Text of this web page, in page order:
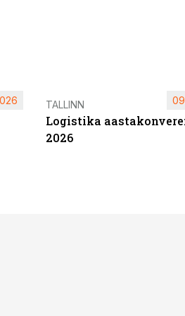
TALLINN
Logistika
2026